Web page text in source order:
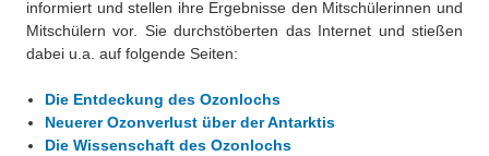
informiert und stellen ihre Ergebnisse den Mitschülerinnen und
Mitschülern vor. Sie durchstöberten das Internet und stießen
dabei u.a. auf folgende Seiten:
Die Entdeckung des Ozonlochs
Neuerer Ozonverlust über der Antarktis
Die Wissenschaft des Ozonlochs